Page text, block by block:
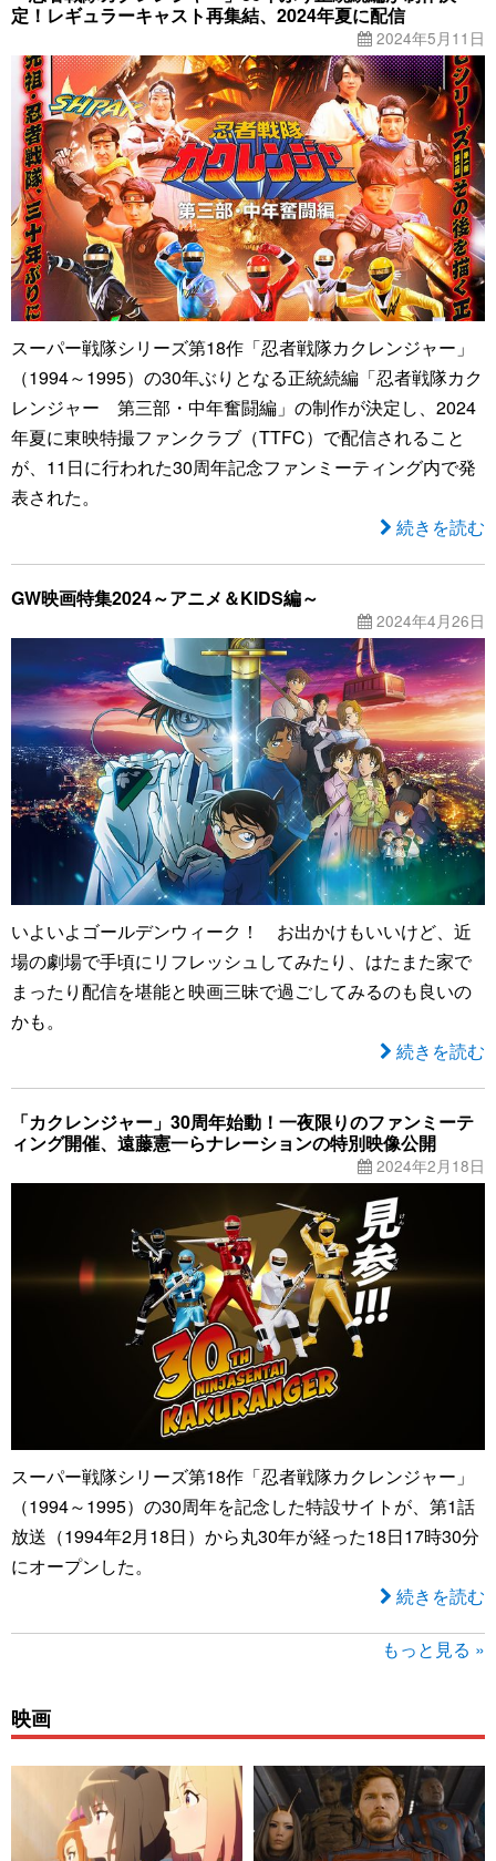
定！レギュラーキャスト再集結、2024年夏に配信
2024年5月11日
スーパー戦隊シリーズ第18作「忍者戦隊カクレンジャー」
（1994～1995）の30年ぶりとなる正統続編「忍者戦隊カク
レンジャー 第三部・中年奮闘編」の制作が決定し、2024
年夏に東映特撮ファンクラブ（TTFC）で配信されること
が、11日に行われた30周年記念ファンミーティング内で発
表された。
続きを読む
GW映画特集2024～アニメ＆KIDS編～
2024年4月26日
いよいよゴールデンウィーク！ お出かけもいいけど、近
場の劇場で手頃にリフレッシュしてみたり、はたまた家で
まったり配信を堪能と映画三昧で過ごしてみるのも良いの
かも。
続きを読む
「カクレンジャー」30周年始動！一夜限りのファンミーテ
ィング開催、遠藤憲一らナレーションの特別映像公開
2024年2月18日
スーパー戦隊シリーズ第18作「忍者戦隊カクレンジャー」
（1994～1995）の30周年を記念した特設サイトが、第1話
放送（1994年2月18日）から丸30年が経った18日17時30分
にオープンした。
続きを読む
もっと見る »
映画